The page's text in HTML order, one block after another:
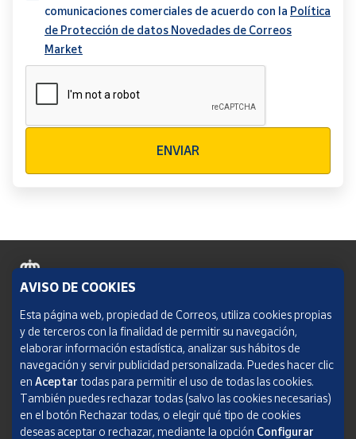
comunicaciones comerciales de acuerdo con la Política
de Protección de datos Novedades de Correos
Market
ENVIAR
Política de cookies
Aviso legal
Condiciones del servicio
Política de Privacidad Web
AVISO DE COOKIES
Esta página web, propiedad de Correos, utiliza cookies propias
y de terceros con la finalidad de permitir su navegación,
elaborar información estadística, analizar sus hábitos de
navegación y servir publicidad personalizada. Puedes hacer clic
en Aceptar todas para permitir el uso de todas las cookies.
También puedes rechazar todas (salvo las cookies necesarias)
en el botón Rechazar todas, o elegir qué tipo de cookies
deseas aceptar o rechazar, mediante la opción Configurar